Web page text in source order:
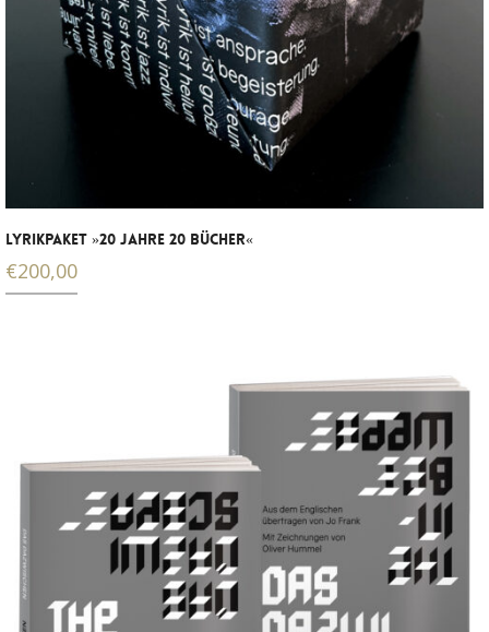
LYRIKPAKET »20 JAHRE 20 BÜCHER«
€200,00